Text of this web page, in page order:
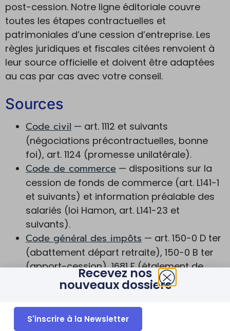
post-cession. Notre ligne éditoriale couvre
toutes les étapes contractuelles et
patrimoniales d’une cession d’entreprise. Les
règles juridiques et fiscales citées renvoient à
leur source officielle et doivent être adaptées
au cas par cas avec votre conseil.
Sources
Code civil — art. 1112 et suivants
(négociations précontractuelles, bonne
foi), art. 1124 (promesse unilatérale).
Code de commerce — dispositions sur la
cession de fonds de commerce (art. L141-1
et suivants) et information préalable des
salariés (loi Hamon, art. L141-23 et
suivants).
Code général des impôts — art. 150-0 D ter
(abattement départ retraite), 150-0 B ter
(apport-cession), 1681 F (étalement de
l’impôt), 145 et 216 (régime mère-fille), 787
BOFiP – Bulletin officiel des finances
publiques: plus-values professionnelles,
Recevez nos
nouveaux dossiers
S'inscrire à la Newsletter